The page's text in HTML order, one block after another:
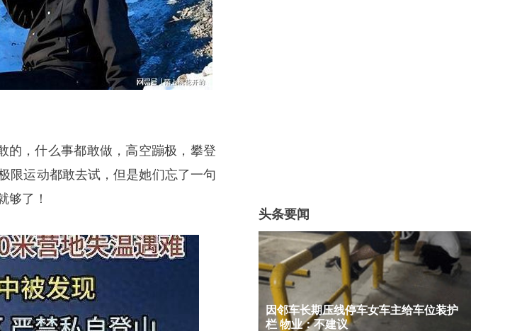
的，什么事都敢做，高空蹦极，攀登
限运动都敢去试，但是她们忘了一句
够了！
头条要闻
因邻车长期压线停车女车主给车位装护
栏 物业：不建议